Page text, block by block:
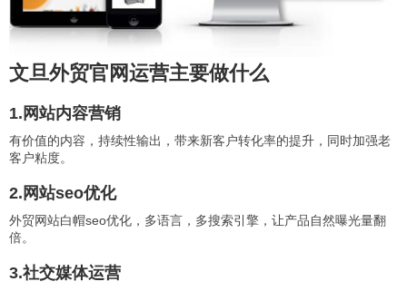
文旦外贸官网运营主要做什么
1.网站内容营销
有价值的内容，持续性输出，带来新客户转化率的提升，同时加强老
客户粘度。
2.网站seo优化
外贸网站白帽seo优化，多语言，多搜索引擎，让产品自然曝光量翻
倍。
3.社交媒体运营